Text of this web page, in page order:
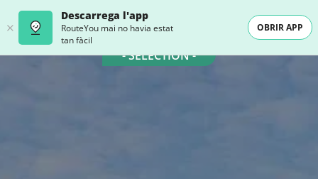
Descarrega l'app
RouteYou mai no havia estat
tan fàcil
OBRIR APP
- SELECTION -